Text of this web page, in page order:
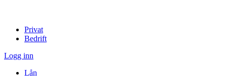
Privat
Bedrift
Logg inn
Lån